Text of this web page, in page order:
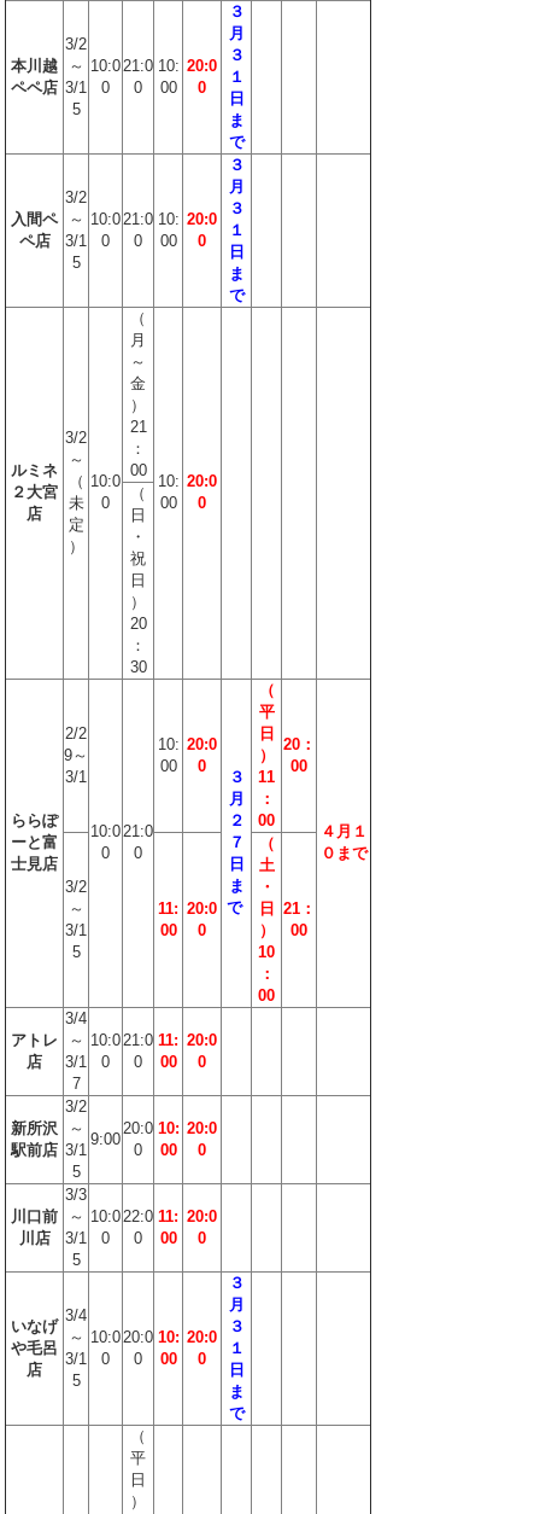
本川越
ペペ店
3/2
～
3/1
5
10:0
0
21:0
0
10:
00
20:0
0
３
月
３
１
日
ま
で
入間ペ
ペ店
3/2
～
3/1
5
10:0
0
21:0
0
10:
00
20:0
0
３
月
３
１
日
ま
で
ルミネ
２大宮
店
3/2
～
（
未
定
）
10:0
0
（
月
～
金
）
21
：
00
10:
00
20:0
0
（
日
・
祝
日
）
20
：
30
ららぽ
ーと富
士見店
2/2
9～
3/1
10:0
0
21:0
0
10:
00
20:0
0
３
月
２
７
日
ま
で
（
平
日
）
11
：
00
20：
00
４月１
０まで
3/2
～
3/1
5
11:
00
20:0
0
（
土
・
日
）
10
：
00
21：
00
アトレ
店
3/4
～
3/1
7
10:0
0
21:0
0
11:
00
20:0
0
新所沢
駅前店
3/2
～
3/1
5
9:00
20:0
0
10:
00
20:0
0
川口前
川店
3/3
～
3/1
5
10:0
0
22:0
0
11:
00
20:0
0
いなげ
や毛呂
店
3/4
～
3/1
5
10:0
0
20:0
0
10:
00
20:0
0
３
月
３
１
日
ま
で
（
平
日
）